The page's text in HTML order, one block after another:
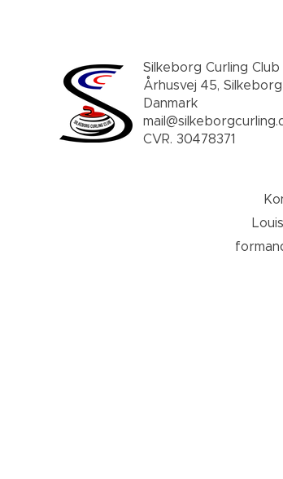
Silkeborg Curling Club
Århusvej 45, Silkeborg
Danmark
CVR. 30478371